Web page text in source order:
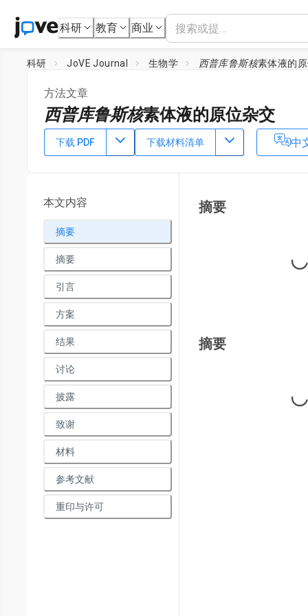
科研 教育 商业
科研 JoVE Journal 生物学 西普库鲁斯核素体液的
方法文章
西普库鲁斯核素体液的原位杂交
DOI： 10.3791/61022 ⸱ 2020年5月1日
Wenhua Li1,Mingrui Yuan1,Yaqin Wu1
Sciences,
下载 PDF 下载材料清单 中
本文内容
摘要
摘要
引言
方案
结果
讨论
披露
致谢
材料
参考文献
重印与许可
摘要
Loading...
摘要
Loading...